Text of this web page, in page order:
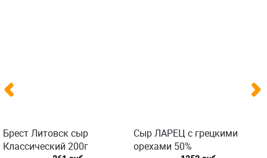
Брест Литовск сыр
Классический 200г
Сыр ЛАРЕЦ с грецкими
орехами 50%